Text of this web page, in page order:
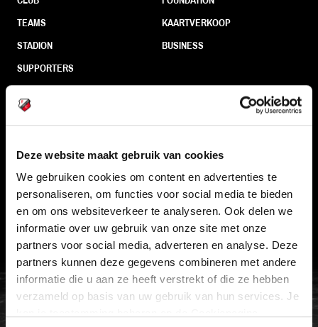
Deze website maakt gebruik van cookies
We gebruiken cookies om content en advertenties te
personaliseren, om functies voor social media te bieden
en om ons websiteverkeer te analyseren. Ook delen we
informatie over uw gebruik van onze site met onze
partners voor social media, adverteren en analyse. Deze
partners kunnen deze gegevens combineren met andere
informatie die u aan ze heeft verstrekt of die ze hebben
verzameld op basis van uw gebruik van hun services. Je
TEAMS
STADION
SUPPORTERS
KAARTVERKOOP
BUSINESS
CONTACT
WERKEN BIJ
VERTROUWENSPERSOON
FC Utrecht<br>vanuit<br>het